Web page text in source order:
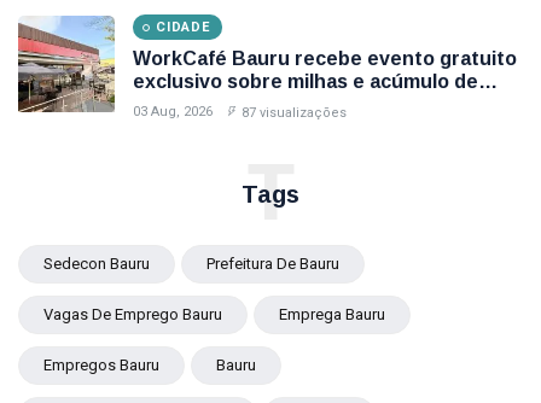
CIDADE
WorkCafé Bauru recebe evento gratuito
exclusivo sobre milhas e acúmulo de
pontos
03 Aug, 2026 87 visualizações
Tags
T
Sedecon Bauru Prefeitura De Bauru
Vagas De Emprego Bauru Emprega Bauru
Empregos Bauru Bauru